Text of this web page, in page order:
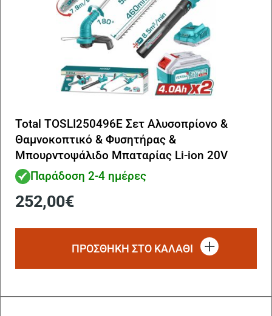
Total TOSLI250496E Σετ Αλυσοπρίονο &
Θαμνοκοπτικό & Φυσητήρας &
Μπουρντοψάλιδο Μπαταρίας Li-ion 20V
Παράδοση 2-4 ημέρες
252,00€
ΠΡΟΣΘΗΚΗ ΣΤΟ ΚΑΛΑΘΙ